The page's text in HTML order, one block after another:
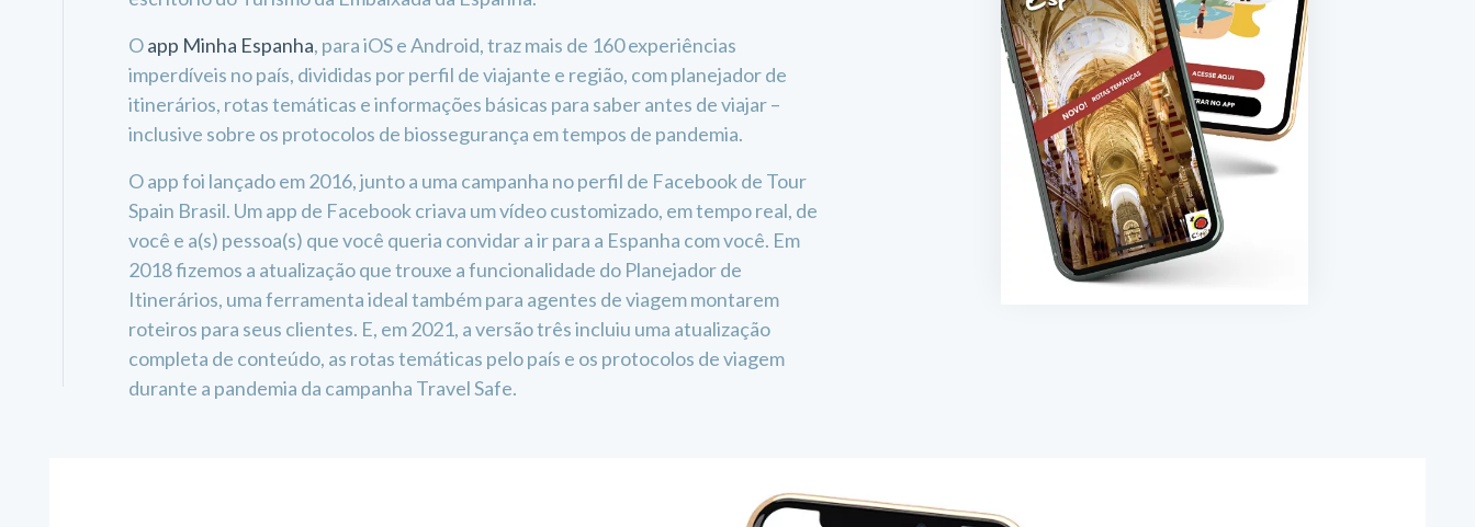
Oapp Minha Espanha, para iOS e Android, traz mais de 160 experiências
imperdíveis no país, divididas por perfil de viajante e região, com planejador de
itinerários, rotas temáticas e informações básicas para saber antes de viajar –
inclusive sobre os protocolos de biossegurança em tempos de pandemia.
O app foi lançado em 2016, junto a uma campanha no perfil de Facebook de Tour
Spain Brasil. Um app de Facebook criava um vídeo customizado, em tempo real, de
você e a(s) pessoa(s) que você queria convidar a ir para a Espanha com você. Em
2018 fizemos a atualização que trouxe a funcionalidade do Planejador de
Itinerários, uma ferramenta ideal também para agentes de viagem montarem
roteiros para seus clientes. E, em 2021, a versão três incluiu uma atualização
completa de conteúdo, as rotas temáticas pelo país e os protocolos de viagem
durante a pandemia da campanha Travel Safe.